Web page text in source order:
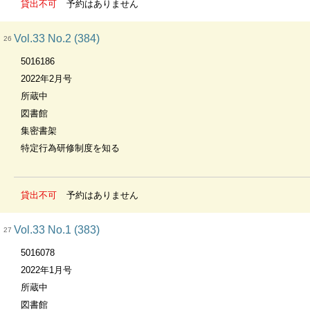
貸出不可 予約はありません
26 Vol.33 No.2 (384)
5016186
2022年2月号
所蔵中
図書館
集密書架
特定行為研修制度を知る
貸出不可 予約はありません
27 Vol.33 No.1 (383)
5016078
2022年1月号
所蔵中
図書館